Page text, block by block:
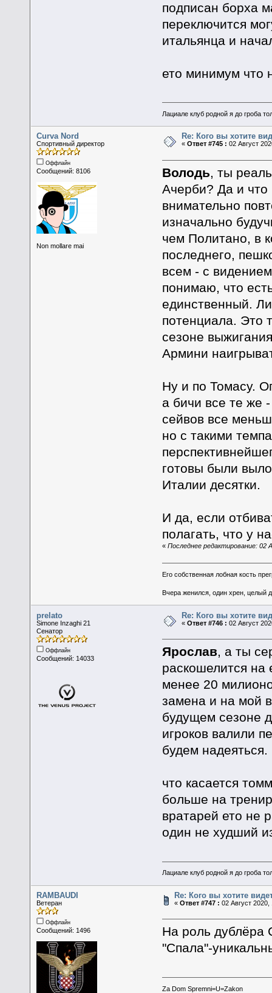
подписан борха
переключится
итальянца и
ето минимум что
Лациале клуб родной я до гроба
Curva Nord
Спортивный директор
Оффлайн
Сообщений: 8106
Non mollare mai
Re: Кого вы хотите
«Ответ #745 : 02 Август
Володь, ты
Ачерби? Да и что
внимательно
изначально
чем Политано, в
последнего,
всем - с
понимаю, что
единственный.
потенциала. Это
сезоне
Армини
Ну и по Томасу.
а бичи все те же
сейвов все
но с такими
готовы были
Италии десятки.
И да, если
полагать, что у
« Последнее редактирование: 02
Его собственная лобная кость
Вчера женился, один хрен, целый
prelato
Simone Inzaghi 21
Сенатор
Оффлайн
Сообщений: 14033
Re: Кого вы хотите
«Ответ #746 : 02 Август
Ярослав, а ты
раскошелится на
менее 20
замена и на мой
будущем сезоне
игроков валили
будем надеяться.
что касается
больше на
вратарей ето не
один не худший
Лациале клуб родной я до гроба
RAMBAUDI
Ветеран
Оффлайн
Сообщений: 1496
Re: Кого вы хотите
«Ответ #747 : 02 Август 2020,
На роль дублёра
"Спала"-
Za Dom Spremni=U=Zakon